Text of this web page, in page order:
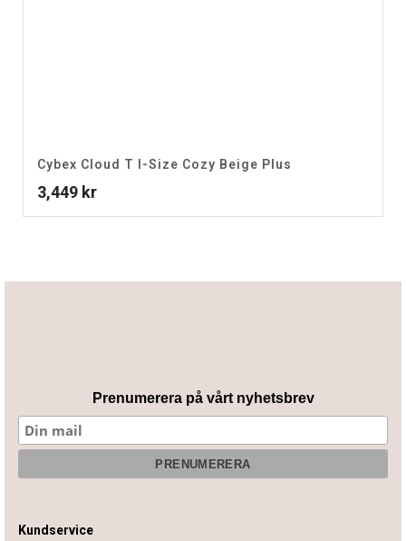
Cybex Cloud T I-Size Cozy Beige Plus
3,449 kr
Prenumerera på vårt nyhetsbrev
Kundservice